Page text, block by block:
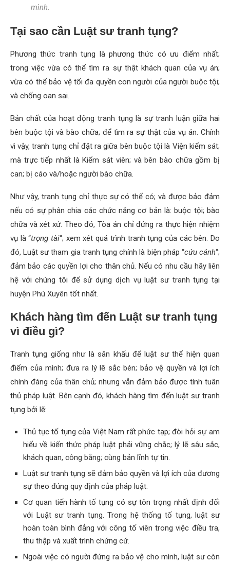
mình.
Tại sao cần Luật sư tranh tụng?
Phương thức tranh tụng là phương thức có ưu điểm nhất;
trong việc vừa có thể tìm ra sự thật khách quan của vụ án;
vừa có thể bảo vệ tối đa quyền con người của người buộc tội;
và chống oan sai.
Bản chất của hoạt động tranh tụng là sự tranh luận giữa hai
bên buộc tội và bào chữa; để tìm ra sự thật của vụ án. Chính
vì vậy, tranh tụng chỉ đặt ra giữa bên buộc tội là Viện kiểm sát;
mà trực tiếp nhất là Kiểm sát viên; và bên bào chữa gồm bị
can; bị cáo và/hoặc người bào chữa.
Như vậy, tranh tụng chỉ thực sự có thể có; và được bảo đảm
nếu có sự phân chia các chức năng cơ bản là: buộc tội; bào
chữa và xét xử. Theo đó, Tòa án chỉ đứng ra thực hiện nhiệm
vụ là “trọng tài“; xem xét quá trình tranh tụng của các bên. Do
đó, Luật sư tham gia tranh tụng chính là biện pháp “cứu cánh“;
đảm bảo các quyền lợi cho thân chủ. Nếu có nhu cầu hãy liên
hệ với chúng tôi để sử dụng dịch vụ luật sư tranh tụng tại
huyện Phú Xuyên tốt nhất.
Khách hàng tìm đến Luật sư tranh tụng
vì điều gì?
Tranh tụng giống như là sân khấu để luật sư thể hiện quan
điểm của mình; đưa ra lý lẽ sắc bén; bảo vệ quyền và lợi ích
chính đáng của thân chủ; nhưng vẫn đảm bảo được tính tuân
thủ pháp luật. Bên cạnh đó, khách hàng tìm đến luật sư tranh
tụng bởi lẽ:
Thủ tục tố tụng của Việt Nam rất phức tạp; đòi hỏi sự am
hiểu về kiến thức pháp luật phải vững chắc; lý lẽ sâu sắc,
khách quan, công bằng; cùng bản lĩnh tự tin.
Luật sư tranh tụng sẽ đảm bảo quyền và lợi ích của đương
sự theo đúng quy định của pháp luật.
Cơ quan tiến hành tố tụng có sự tôn trọng nhất định đối
với Luật sư tranh tụng. Trong hệ thống tố tụng, luật sư
hoàn toàn bình đẳng với công tố viên trong việc điều tra,
thu thập và xuất trình chứng cứ.
Ngoài việc có người đứng ra bảo vệ cho mình, luật sư còn